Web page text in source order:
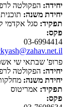
יחידה: הפקולטה
יחידת משנה:
תפקיד: סגל אקדמי
פקס:
03-6994414
פרופ' שבתאי שי
יחידה: הפקולטה
יחידת משנה:
תפקיד: אמריטוס
פקס: